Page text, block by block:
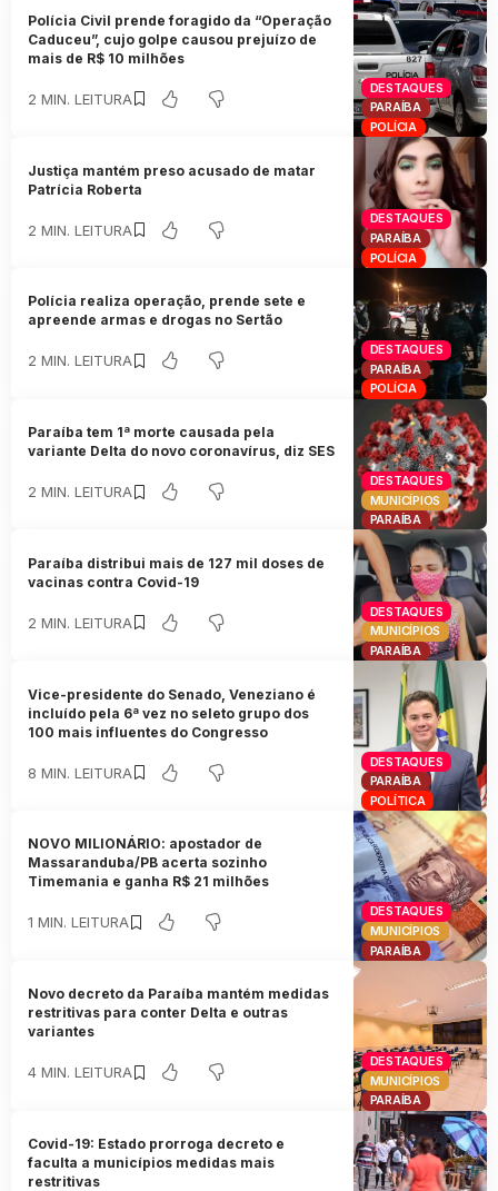
DESTAQUES
PARAÍBA
POLÍCIA
Polícia Civil prende foragido da “Operação
Caduceu”, cujo golpe causou prejuízo de
mais de R$ 10 milhões
2 MIN. LEITURA
DESTAQUES
PARAÍBA
POLÍCIA
Justiça mantém preso acusado de matar
Patrícia Roberta
2 MIN. LEITURA
DESTAQUES
PARAÍBA
POLÍCIA
Polícia realiza operação, prende sete e
apreende armas e drogas no Sertão
2 MIN. LEITURA
DESTAQUES
MUNICÍPIOS
PARAÍBA
Paraíba tem 1ª morte causada pela
variante Delta do novo coronavírus, diz SES
2 MIN. LEITURA
DESTAQUES
MUNICÍPIOS
PARAÍBA
Paraíba distribui mais de 127 mil doses de
vacinas contra Covid-19
2 MIN. LEITURA
DESTAQUES
PARAÍBA
POLÍTICA
Vice-presidente do Senado, Veneziano é
incluído pela 6ª vez no seleto grupo dos
100 mais influentes do Congresso
8 MIN. LEITURA
DESTAQUES
MUNICÍPIOS
PARAÍBA
NOVO MILIONÁRIO: apostador de
Massaranduba/PB acerta sozinho
Timemania e ganha R$ 21 milhões
1 MIN. LEITURA
DESTAQUES
MUNICÍPIOS
PARAÍBA
Novo decreto da Paraíba mantém medidas
restritivas para conter Delta e outras
variantes
4 MIN. LEITURA
Covid-19: Estado prorroga decreto e
faculta a municípios medidas mais
restritivas